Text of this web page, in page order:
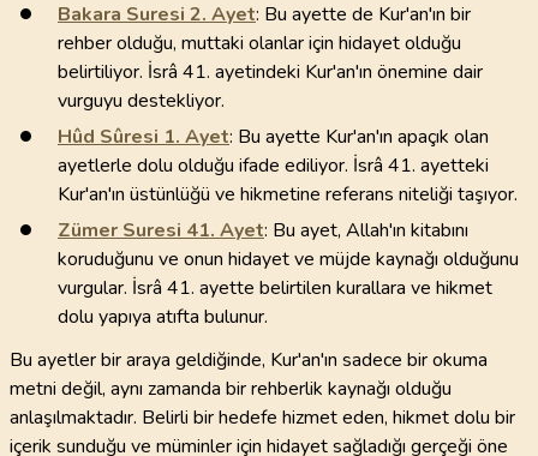
Bakara Suresi 2. Ayet: Bu ayette de Kur'an'ın bir
rehber olduğu, muttaki olanlar için hidayet olduğu
belirtiliyor. İsrâ 41. ayetindeki Kur'an'ın önemine dair
vurguyu destekliyor.
Hûd Sûresi 1. Ayet: Bu ayette Kur'an'ın apaçık olan
ayetlerle dolu olduğu ifade ediliyor. İsrâ 41. ayetteki
Kur'an'ın üstünlüğü ve hikmetine referans niteliği taşıyor.
Zümer Suresi 41. Ayet: Bu ayet, Allah'ın kitabını
koruduğunu ve onun hidayet ve müjde kaynağı olduğunu
vurgular. İsrâ 41. ayette belirtilen kurallara ve hikmet
dolu yapıya atıfta bulunur.
Bu ayetler bir araya geldiğinde, Kur'an'ın sadece bir okuma
metni değil, aynı zamanda bir rehberlik kaynağı olduğu
anlaşılmaktadır. Belirli bir hedefe hizmet eden, hikmet dolu bir
içerik sunduğu ve müminler için hidayet sağladığı gerçeği öne